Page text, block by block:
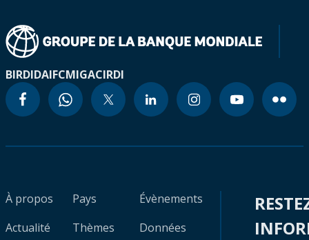
BIRDIDAIFCMIGACIRDI
À propos
Actualité
Pays
Thèmes
Évènements
Données